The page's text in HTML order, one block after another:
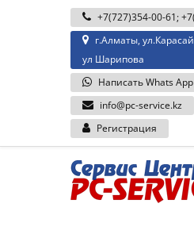
+7(727)354-00-61;
г.Алматы,
ул Шарипова
Написать Whats App
info@pc-service.kz
Регистрация